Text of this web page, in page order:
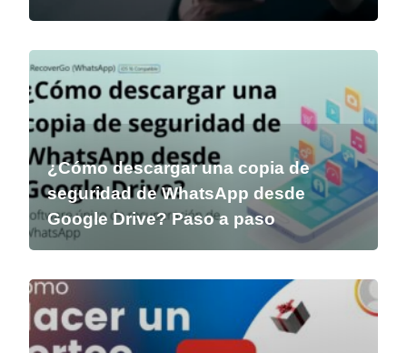
¿Cómo descargar una copia de
seguridad de WhatsApp desde
Google Drive? Paso a paso